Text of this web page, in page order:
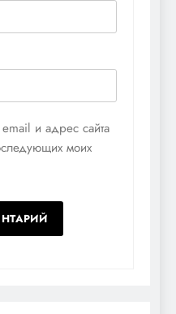
и адрес сайта
моих